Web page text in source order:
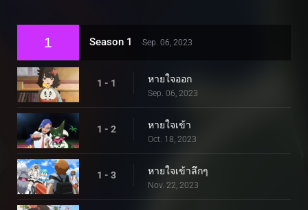
1 Season 1 Sep. 06, 2023
1 - 1 หายใจออก
Sep. 06, 2023
1 - 2 หายใจเข้า
Oct. 18, 2023
1 - 3 หายใจเข้าลึกๆ
Nov. 22, 2023